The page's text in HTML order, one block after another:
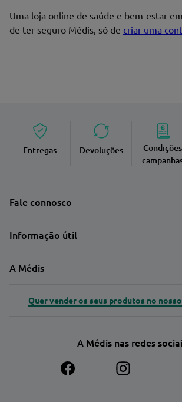
Uma loja online de saúde e bem-estar
de ter seguro Médis, só de criar uma
Entregas Devoluções
Condições
Fale connosco
Informação útil
A Médis
Quer vender os seus produtos no
A Médis nas redes